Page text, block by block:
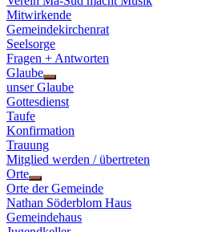
Mitwirkende
Gemeindekirchenrat
Seelsorge
Fragen + Antworten
Glaube
Show
sub
menu
unser Glaube
Gottesdienst
Taufe
Konfirmation
Trauung
Mitglied werden / übertreten
Orte
Show
sub
menu
Orte der Gemeinde
Nathan Söderblom Haus
Gemeindehaus